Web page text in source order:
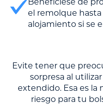
el remolque
alojamiento si se
Evite tener que
sorpresa al
extendido. Esa es la
riesgo para tu